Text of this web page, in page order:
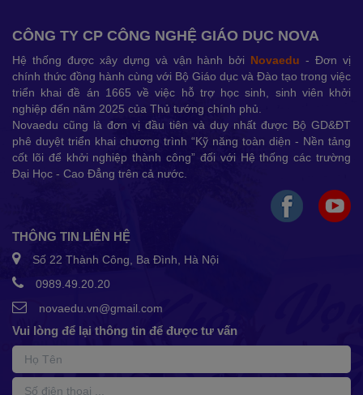
CÔNG TY CP CÔNG NGHỆ GIÁO DỤC NOVA
Hệ thống được xây dựng và vận hành bởi Novaedu - Đơn vị
chính thức đồng hành cùng với Bộ Giáo dục và Đào tạo trong việc
triển khai đề án 1665 về việc hỗ trợ học sinh, sinh viên khởi
nghiệp đến năm 2025 của Thủ tướng chính phủ.
Novaedu cũng là đơn vị đầu tiên và duy nhất được Bộ GD&ĐT
phê duyệt triển khai chương trình “Kỹ năng toàn diện - Nền tảng
cốt lõi để khởi nghiệp thành công” đối với Hệ thống các trường
Đại Học - Cao Đẳng trên cả nước.
THÔNG TIN LIÊN HỆ
Số 22 Thành Công, Ba Đình, Hà Nội
0989.49.20.20
novaedu.vn@gmail.com
Vui lòng để lại thông tin để được tư vấn